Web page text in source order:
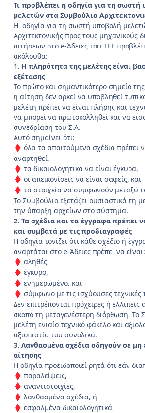
Τι προβλέπει η οδηγία για τη σωστή
μελετών στα Συμβούλια
Η οδηγία για τη σωστή υποβολή
Αρχιτεκτονικής προς τους μηχανικούς
αιτήσεων στο e-Άδειες του ΤEE
ακόλουθα:
1. Η πληρότητα της μελέτης είναι
εξέτασης
Το πρώτο και σημαντικότερο σημείο της
η αίτηση δεν αρκεί να υποβληθεί
μελέτη πρέπει να είναι πλήρης και
να μπορεί να πρωτοκολληθεί και να
συνεδρίαση του Σ.Α.
Αυτό σημαίνει ότι:
♦ όλα τα απαιτούμενα σχέδια πρέπει
αναρτηθεί,
♦ τα δικαιολογητικά να είναι έγκυρα,
♦ οι απεικονίσεις να είναι σαφείς, και
♦ τα στοιχεία να συμφωνούν μεταξύ
Το Συμβούλιο εξετάζει ουσιαστικά τη
την ύπαρξη αρχείων στο σύστημα.
2. Τα σχέδια και τα έγγραφα πρέπει
και συμβατά με τις προδιαγραφές
Η οδηγία τονίζει ότι κάθε σχέδιο ή
αναρτάται στο e-Άδειες πρέπει να είναι:
♦ αληθές,
♦ έγκυρο,
♦ ενημερωμένο, και
♦ σύμφωνο με τις ισχύουσες τεχνικές
Δεν επιτρέπονται πρόχειρες ή ελλιπείς
σκοπό τη μεταγενέστερη διόρθωση. Το
μελέτη ενιαίο τεχνικό φάκελο και
αξιοπιστία του συνολικά.
3. Λανθασμένα σχέδια οδηγούν σε μη
αίτησης
Η οδηγία προειδοποιεί ρητά ότι εάν
♦ παραλείψεις,
♦ αναντιστοιχίες,
♦ λανθασμένα σχέδια, ή
♦ εσφαλμένα δικαιολογητικά,